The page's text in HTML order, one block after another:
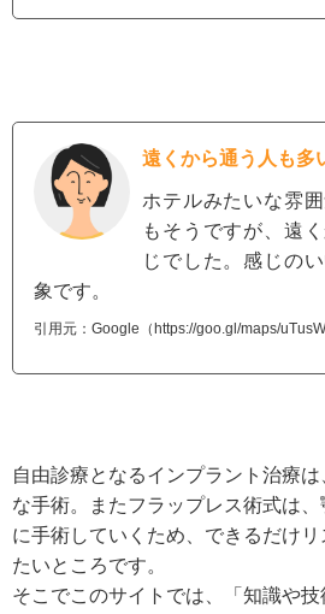
遠くから通う人も多
ホテルみたいな雰
もそうですが、遠
じでした。感じの
象です。
引用元：Google（https://goo.gl/maps/
自由診療となるインプラント治療
な手術。またフラップレス術式は
に手術していくため、できるだけ
たいところです。
そこでこのサイトでは、「知識や